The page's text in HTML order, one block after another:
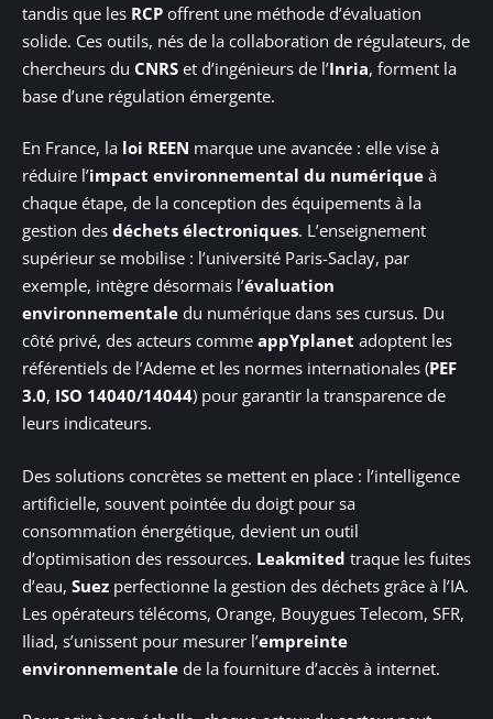
tandis que les RCP offrent une méthode d’évaluation
solide. Ces outils, nés de la collaboration de régulateurs, de
chercheurs du CNRS et d’ingénieurs de l’Inria, forment la
base d’une régulation émergente.
En France, la loi REEN marque une avancée : elle vise à
réduire l’impact environnemental du numérique à
chaque étape, de la conception des équipements à la
gestion des déchets électroniques. L’enseignement
supérieur se mobilise : l’université Paris-Saclay, par
exemple, intègre désormais l’évaluation
environnementale du numérique dans ses cursus. Du
côté privé, des acteurs comme appYplanet adoptent les
référentiels de l’Ademe et les normes internationales (PEF
3.0, ISO 14040/14044) pour garantir la transparence de
leurs indicateurs.
Des solutions concrètes se mettent en place : l’intelligence
artificielle, souvent pointée du doigt pour sa
consommation énergétique, devient un outil
d’optimisation des ressources. Leakmited traque les fuites
d’eau, Suez perfectionne la gestion des déchets grâce à l’IA.
Les opérateurs télécoms, Orange, Bouygues Telecom, SFR,
Iliad, s’unissent pour mesurer l’empreinte
environnementale de la fourniture d’accès à internet.